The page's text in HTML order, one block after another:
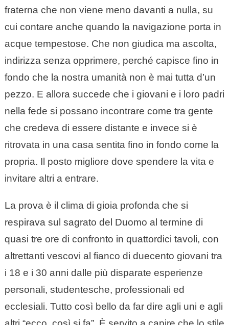
fraterna che non viene meno davanti a nulla, su
cui contare anche quando la navigazione porta in
acque tempestose. Che non giudica ma ascolta,
indirizza senza opprimere, perché capisce fino in
fondo che la nostra umanità non è mai tutta d’un
pezzo. E allora succede che i giovani e i loro padri
nella fede si possano incontrare come tra gente
che credeva di essere distante e invece si è
ritrovata in una casa sentita fino in fondo come la
propria. Il posto migliore dove spendere la vita e
invitare altri a entrare.
La prova è il clima di gioia profonda che si
respirava sul sagrato del Duomo al termine di
quasi tre ore di confronto in quattordici tavoli, con
altrettanti vescovi al fianco di duecento giovani tra
i 18 e i 30 anni dalle più disparate esperienze
personali, studentesche, professionali ed
ecclesiali. Tutto così bello da far dire agli uni e agli